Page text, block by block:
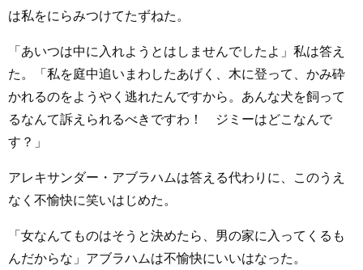
は私をにらみつけてたずねた。
「あいつは中に入れようとはしませんでしたよ」私は答え
た。「私を庭中追いまわしたあげく、木に登って、かみ砕
かれるのをようやく逃れたんですから。あんな犬を飼って
るなんて訴えられるべきですわ！ ジミーはどこなんで
す？」
アレキサンダー・アブラハムは答える代わりに、このうえ
なく不愉快に笑いはじめた。
「女なんてものはそうと決めたら、男の家に入ってくるも
んだからな」アブラハムは不愉快にいいはなった。